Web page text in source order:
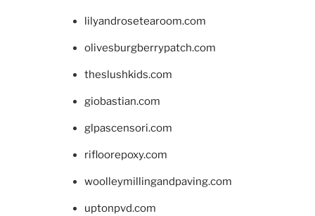
lilyandrosetearoom.com
olivesburgberrypatch.com
theslushkids.com
giobastian.com
glpascensori.com
rifloorepoxy.com
woolleymillingandpaving.com
uptonpvd.com